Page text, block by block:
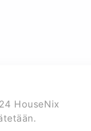
HouseNix